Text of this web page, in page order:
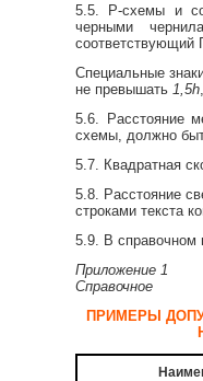
5.5. Р-схемы и
черными
соответствующий
Специальные
не превышать 1,5h
5.6. Расстояние
схемы, должно
5.7. Квадратная
5.8. Расстояние
строками текста
5.9. В справочном
Приложение 1
Справочное
ПРИМЕРЫ